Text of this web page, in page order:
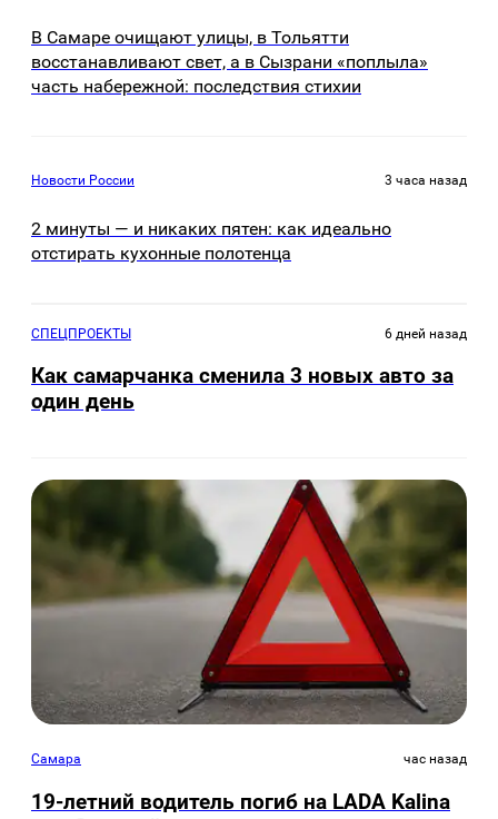
В Самаре очищают улицы, в Тольятти
восстанавливают свет, а в Сызрани «поплыла»
часть набережной: последствия стихии
Новости России 3 часа назад
2 минуты — и никаких пятен: как идеально
отстирать кухонные полотенца
СПЕЦПРОЕКТЫ 6 дней назад
Как самарчанка сменила 3 новых авто за
один день
Самара час назад
19-летний водитель погиб на LADA Kalina